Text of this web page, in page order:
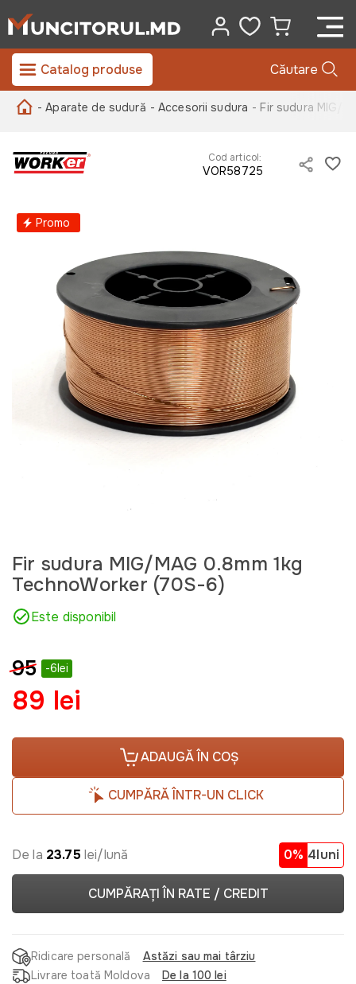
Catalog produse Căutare
- Aparate de sudură - Accesorii sudura - Fir sudura MIG/
Cod articol:
VOR58725
Promo
Fir sudura MIG/MAG 0.8mm 1kg
TechnoWorker (70S-6)
Este disponibil
95 -6lei
89 lei
ADAUGĂ ÎN COȘ
CUMPĂRĂ ÎNTR-UN CLICK
De la 23.75 lei/lună 0% 4luni
CUMPĂRAȚI ÎN RATE / CREDIT
Ridicare personală
Astăzi sau mai târziu
Livrare toată Moldova
De la 100 lei